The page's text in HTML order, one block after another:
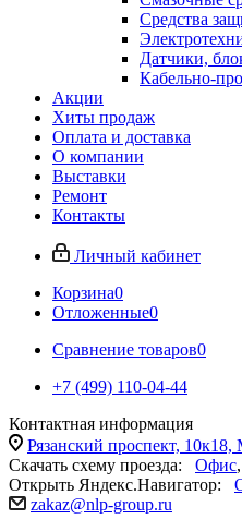
Средства
Датчики,
Кабельно-
Акции
Хиты продаж
Оплата и доставка
О компании
Выставки
Ремонт
Контакты
Личный кабинет
Корзина0
Отложенные0
Сравнение товаров0
+7 (499) 110-04-44
Контактная информация
Рязанский проспект,
Скачать схему проезда: Офис
Открыть Яндекс.Навигатор:
zakaz@nlp-group.ru